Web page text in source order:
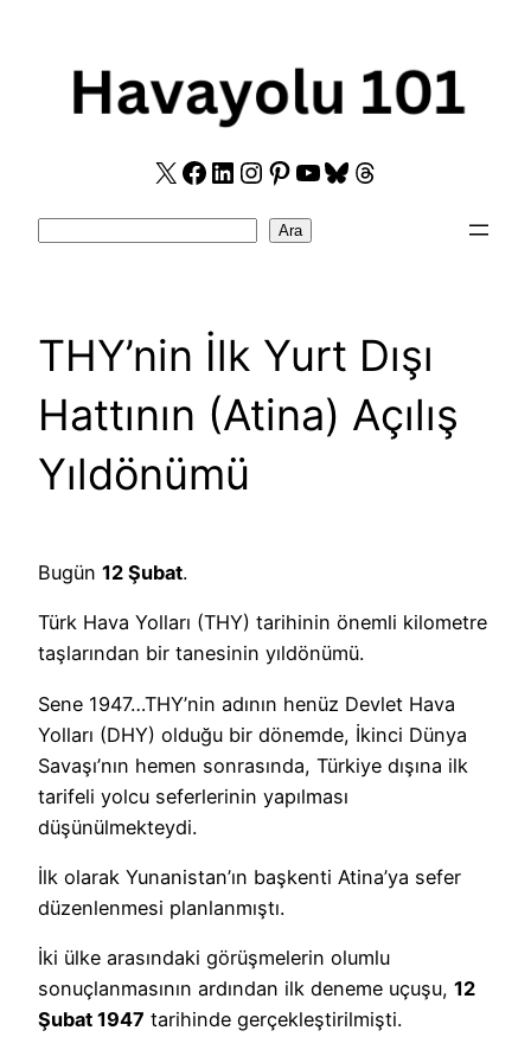
X Facebook
LinkedIn
Instagram
Pinterest
YouTube
Bluesky
Threads
Ara
THY’nin İlk Yurt Dışı
Hattının (Atina) Açılış
Yıldönümü
Bugün 12 Şubat.
Türk Hava Yolları (THY) tarihinin önemli kilometre
taşlarından bir tanesinin yıldönümü.
Sene 1947…THY’nin adının henüz Devlet Hava
Yolları (DHY) olduğu bir dönemde, İkinci Dünya
Savaşı’nın hemen sonrasında, Türkiye dışına ilk
tarifeli yolcu seferlerinin yapılması
düşünülmekteydi.
İlk olarak Yunanistan’ın başkenti Atina’ya sefer
düzenlenmesi planlanmıştı.
İki ülke arasındaki görüşmelerin olumlu
sonuçlanmasının ardından ilk deneme uçuşu, 12
Şubat 1947 tarihinde gerçekleştirilmişti.